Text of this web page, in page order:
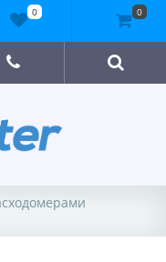
0 0